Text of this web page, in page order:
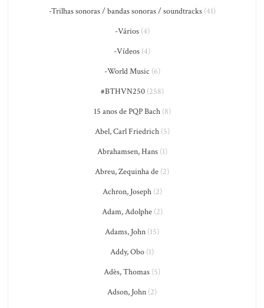
-Trilhas sonoras / bandas sonoras / soundtracks(41)
-Vários(4)
-Vídeos (4)
-World Music (6)
#BTHVN250(258)
15 anos de PQP Bach(8)
Abel, Carl Friedrich(5)
Abrahamsen, Hans(1)
Abreu, Zequinha de (2)
Achron, Joseph(2)
Adam, Adolphe(2)
Adams, John (15)
Addy, Obo (1)
Adès, Thomas (5)
Adson, John (2)